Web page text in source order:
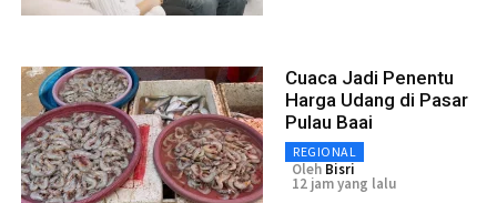
Cuaca Jadi Penentu
Harga Udang di Pasar
Pulau Baai
REGIONAL
Oleh Bisri
12 jam yang lalu